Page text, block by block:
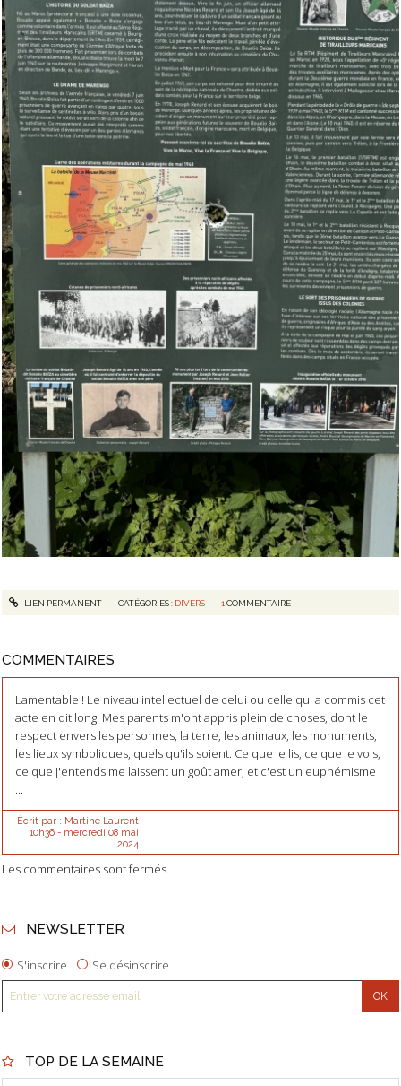
LIEN PERMANENT CATÉGORIES : DIVERS 1 COMMENTAIRE
COMMENTAIRES
Lamentable ! Le niveau intellectuel de celui ou celle qui a commis cet
acte en dit long. Mes parents m'ont appris plein de choses, dont le
respect envers les personnes, la terre, les animaux, les monuments,
les lieux symboliques, quels qu'ils soient. Ce que je lis, ce que je vois,
ce que j'entends me laissent un goût amer, et c'est un euphémisme
Écrit par : Martine Laurent
10h36- mercredi 08 mai
2024
Les commentaires sont fermés.
NEWSLETTER
S'inscrire Se désinscrire
TOP DE LA SEMAINE